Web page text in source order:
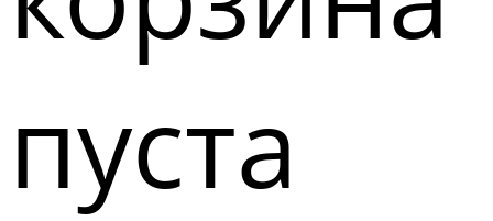
пуста